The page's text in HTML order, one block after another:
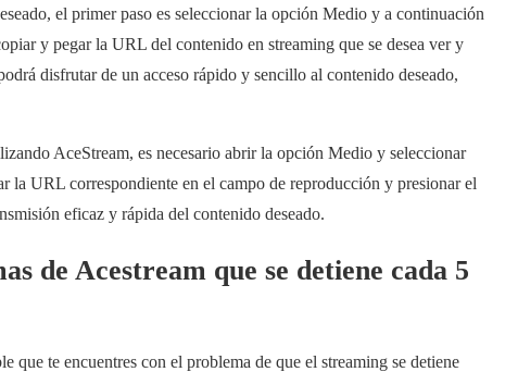
el primer paso es seleccionar la opción Medio y a continuación
y pegar la URL del contenido en streaming que se desea ver y
disfrutar de un acceso rápido y sencillo al contenido deseado,
AceStream, es necesario abrir la opción Medio y seleccionar
la URL correspondiente en el campo de reproducción y presionar el
eficaz y rápida del contenido deseado.
de Acestream que se detiene cada 5
que te encuentres con el problema de que el streaming se detiene